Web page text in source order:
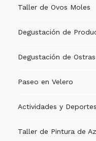
Taller de Ovos Moles
Degustación de
Degustación de
Paseo en Velero
Actividades y
Taller de Pintura de